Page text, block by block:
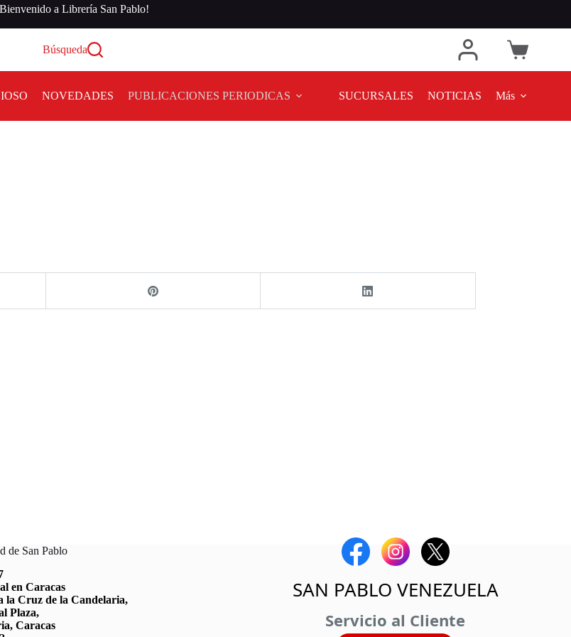
a Librería San Pablo!
Búsqueda
NOVEDADES PUBLICACIONES PERIODICAS SUCURSALES NOTICIAS Más
de San Pablo
en Caracas
la Cruz de la Candelaria,
Plaza,
Caracas
SAN PABLO VENEZUELA
Servicio al Cliente